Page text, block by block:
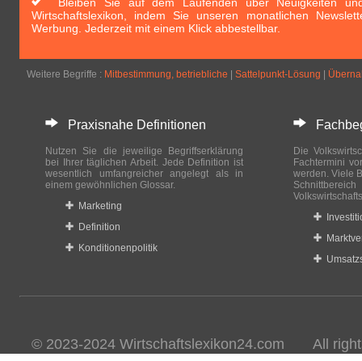
Wirtschaftslexikon, indem Sie unseren monatlichen
Werbung. Jederzeit mit einem Klick abbestellbar.
Weitere Begriffe : Mitbestimmung, betriebliche Sattelpunkt-Lösung
Praxisnahe Definitionen
Nutzen Sie die jeweilige Begriffserklärung
bei Ihrer täglichen Arbeit. Jede Definition ist
wesentlich umfangreicher angelegt als in
einem gewöhnlichen Glossar.
Marketing
Definition
Konditionenpolitik
Die
Fachtermini
werden. Viele
© 2023-2024 Wirtschaftslexikon24.com All